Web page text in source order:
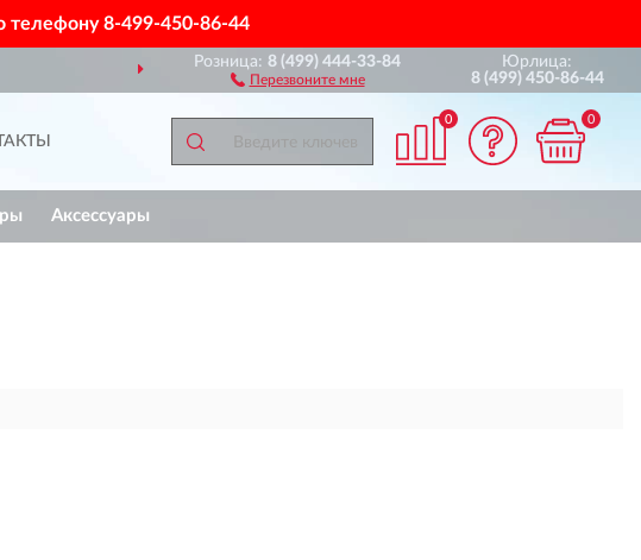
телефону8-499-450-86-44
ПО ВСЕЙ РОССИИ
Розница:8 (499) 444-33-84
Перезвоните мне
Юрлица:
8 (499) 450-86-44
0 0
Аксессуары